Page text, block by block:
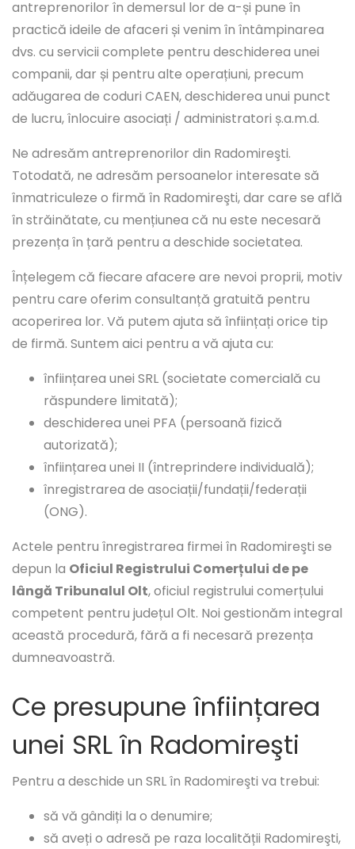
antreprenorilor în demersul lor de a-și pune în
practică ideile de afaceri și venim în întâmpinarea
dvs. cu servicii complete pentru deschiderea unei
companii, dar și pentru alte operațiuni, precum
adăugarea de coduri CAEN, deschiderea unui punct
de lucru, înlocuire asociați / administratori ș.a.m.d.
Ne adresăm antreprenorilor din Radomireşti.
Totodată, ne adresăm persoanelor interesate să
înmatriculeze o firmă în Radomireşti, dar care se află
în străinătate, cu mențiunea că nu este necesară
prezența în țară pentru a deschide societatea.
Înțelegem că fiecare afacere are nevoi proprii, motiv
pentru care oferim consultanță gratuită pentru
acoperirea lor. Vă putem ajuta să înființați orice tip
de firmă. Suntem aici pentru a vă ajuta cu:
înființarea unei SRL (societate comercială cu
răspundere limitată);
deschiderea unei PFA (persoană fizică
autorizată);
înființarea unei II (întreprindere individuală);
înregistrarea de asociații/fundații/federații
(ONG).
Actele pentru înregistrarea firmei în Radomireşti se
depun la Oficiul Registrului Comerțului de pe
lângă Tribunalul Olt, oficiul registrului comerțului
competent pentru județul Olt. Noi gestionăm integral
această procedură, fără a fi necesară prezența
dumneavoastră.
Ce presupune înființarea
unei SRL în Radomireşti
Pentru a deschide un SRL în Radomireşti va trebui:
să vă gândiți la o denumire;
să aveți o adresă pe raza localității Radomireşti,